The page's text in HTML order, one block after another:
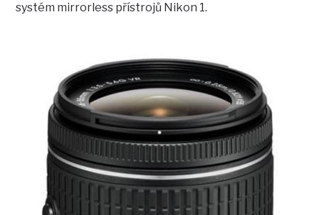
systém mirrorless přístrojů Nikon 1.